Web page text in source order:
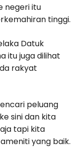
negeri itu
tinggi.
Datuk
itu juga dilihat
rakyat
peluang
sini dan kita
tapi kita
yang baik.